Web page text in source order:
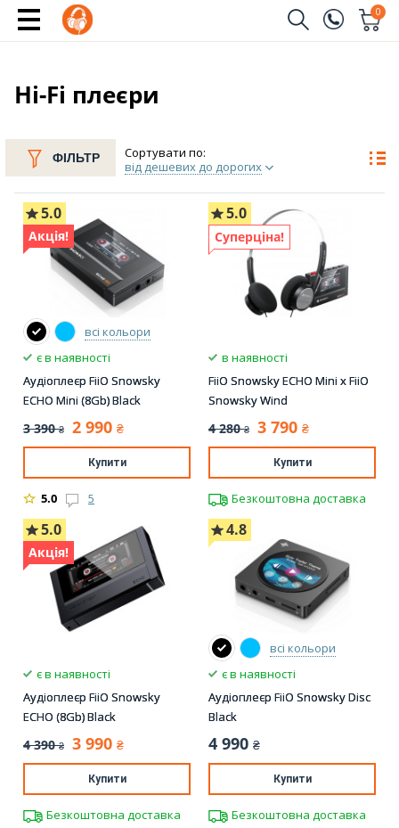
0
Телефон
Надіслати
Hi-Fi плеєри
ФІЛЬТР
Сортувати по:
від дешевих до дорогих
5.0
Акція!
всі кольори
є в наявності
Аудіоплеєр FiiO Snowsky
ECHO Mini (8Gb) Black
3 390 ₴ 2 990 ₴
Купити
5.0 5
5.0
Суперціна!
в наявності
FiiO Snowsky ECHO Mini x FiiO
Snowsky Wind
4 280 ₴ 3 790 ₴
Купити
Безкоштовна доставка
5.0
Акція!
є в наявності
Аудіоплеєр FiiO Snowsky
ECHO (8Gb) Black
4 390 ₴ 3 990 ₴
Купити
Безкоштовна доставка
4.8
всі кольори
є в наявності
Аудіоплеєр FiiO Snowsky Disc
Black
4 990 ₴
Купити
Безкоштовна доставка